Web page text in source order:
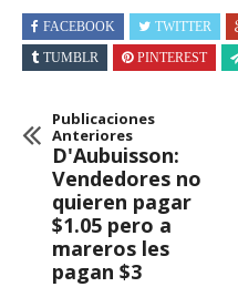
FACEBOOK TWITTER
TUMBLR
PINTEREST
Publicaciones
Anteriores
D'Aubuisson:
Vendedores no
quieren pagar
$1.05 pero a
mareros les
pagan $3